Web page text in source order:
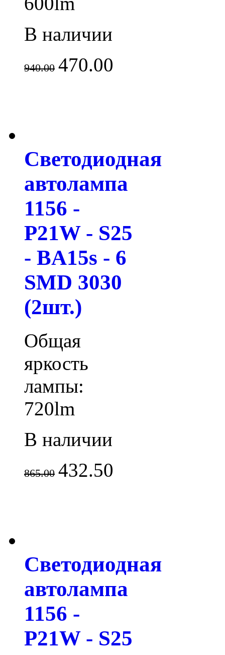
В наличии
940.00 470.00
Светодиодная
автолампа
1156 -
P21W - S25
- BA15s - 6
SMD 3030
(2шт.)
Общая
яркость
лампы:
720lm
В наличии
865.00 432.50
Светодиодная
автолампа
1156 -
P21W - S25